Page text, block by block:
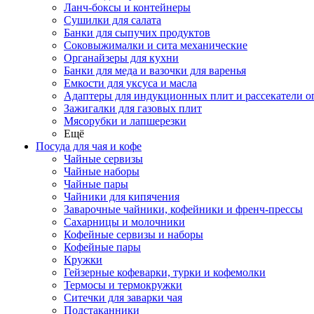
Ланч-боксы и контейнеры
Сушилки для салата
Банки для сыпучих продуктов
Соковыжималки и сита механические
Органайзеры для кухни
Банки для меда и вазочки для варенья
Емкости для уксуса и масла
Адаптеры для индукционных плит и рассекатели
Зажигалки для газовых плит
Мясорубки и лапшерезки
Ещё
Посуда для чая и кофе
Чайные сервизы
Чайные наборы
Чайные пары
Чайники для кипячения
Заварочные чайники, кофейники и френч-прессы
Сахарницы и молочники
Кофейные сервизы и наборы
Кофейные пары
Кружки
Гейзерные кофеварки, турки и кофемолки
Термосы и термокружки
Ситечки для заварки чая
Подстаканники